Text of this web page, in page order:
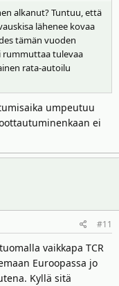
alkanut? Tuntuu, että
lähenee kovaa
tämän vuoden
rummuttaa tulevaa
rata-autoilu
umpeutuu
ei
#11
vaikkapa TCR
Euroopassa jo
Kyllä sitä